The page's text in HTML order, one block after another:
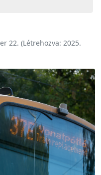
22. (Létrehozva: 2025.